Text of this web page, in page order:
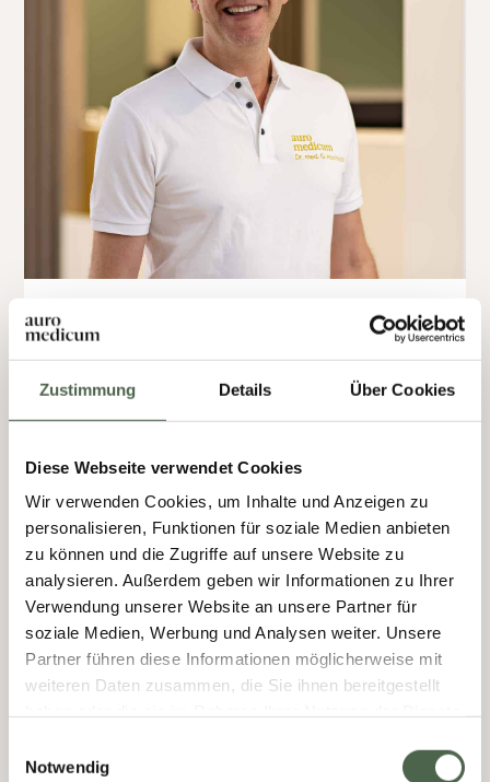
Zustimmung Details Über Cookies
Diese Webseite verwendet Cookies
Wir verwenden Cookies, um Inhalte und Anzeigen zu
personalisieren, Funktionen für soziale Medien anbieten
zu können und die Zugriffe auf unsere Website zu
analysieren. Außerdem geben wir Informationen zu Ihrer
Verwendung unserer Website an unsere Partner für
soziale Medien, Werbung und Analysen weiter. Unsere
Partner führen diese Informationen möglicherweise mit
weiteren Daten zusammen, die Sie ihnen bereitgestellt
Notwendig
Dr. Gerret Hochholz
Privatpraxis für Orthopädie
Unfallchirurgie
Schulter
Ich habe mich auf verschiedene
Erkrankungen der Schulter und Wirbelsäule
sowie funktionelle Störungen des
Bewegungsapparates innerhalb der
konservativen Therapie spezialisiert.
gehören zu meinen Spezialgebieten.